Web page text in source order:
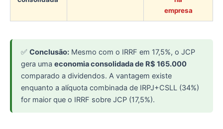
empresa
✅ Conclusão: Mesmo com o IRRF em 17,5%, o JCP
gera uma economia consolidada de R$ 165.000
comparado a dividendos. A vantagem existe
enquanto a alíquota combinada de IRPJ+CSLL (34%)
for maior que o IRRF sobre JCP (17,5%).